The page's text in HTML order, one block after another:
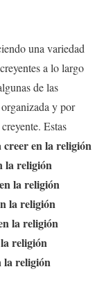
una variedad
a lo largo
de las
y por
Estas
en la religión
la religión
la religión
la religión
la religión
religión
la religión